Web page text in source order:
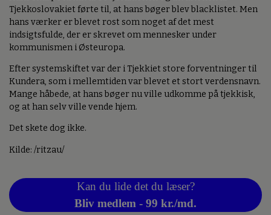
Tjekkoslovakiet førte til, at hans bøger blev blacklistet. Men
hans værker er blevet rost som noget af det mest
indsigtsfulde, der er skrevet om mennesker under
kommunismen i Østeuropa.
Efter systemskiftet var der i Tjekkiet store forventninger til
Kundera, som i mellemtiden var blevet et stort verdensnavn.
Mange håbede, at hans bøger nu ville udkomme på tjekkisk,
og at han selv ville vende hjem.
Det skete dog ikke.
Kilde: /ritzau/
Kan du lide det du læser?
Bliv medlem - 99 kr./md.